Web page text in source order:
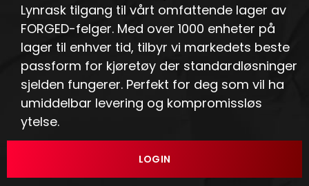
Lynrask tilgang til vårt omfattende lager av
FORGED-felger. Med over 1000 enheter på
lager til enhver tid, tilbyr vi markedets beste
passform for kjøretøy der standardløsninger
sjelden fungerer. Perfekt for deg som vil ha
umiddelbar levering og kompromissløs
ytelse.
LOGIN